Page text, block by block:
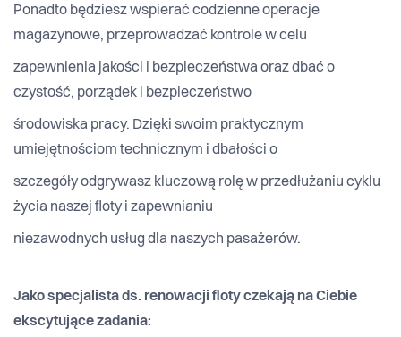
Ponadto będziesz wspierać codzienne operacje
magazynowe, przeprowadzać kontrole w celu
zapewnienia jakości i bezpieczeństwa oraz dbać o
czystość, porządek i bezpieczeństwo
środowiska pracy. Dzięki swoim praktycznym
umiejętnościom technicznym i dbałości o
szczegóły odgrywasz kluczową rolę w przedłużaniu cyklu
życia naszej floty i zapewnianiu
niezawodnych usług dla naszych pasażerów.
Jako specjalista ds. renowacji floty czekają na Ciebie
ekscytujące zadania: